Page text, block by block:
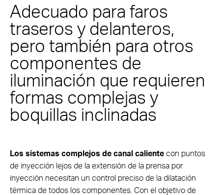
Adecuado para faros
traseros y delanteros,
pero también para otros
componentes de
iluminación que requieren
formas complejas y
boquillas inclinadas
Los sistemas complejos de canal caliente con puntos
de inyección lejos de la extensión de la prensa por
inyección necesitan un control preciso de la dilatación
térmica de todos los componentes. Con el objetivo de